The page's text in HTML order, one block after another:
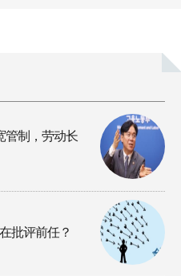
管制，劳动长
批评前任？